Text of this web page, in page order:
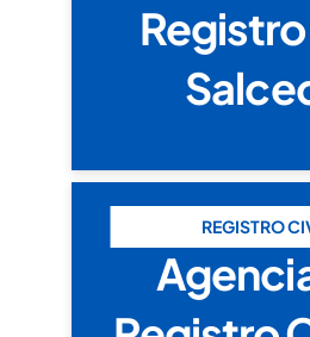
REGISTRO